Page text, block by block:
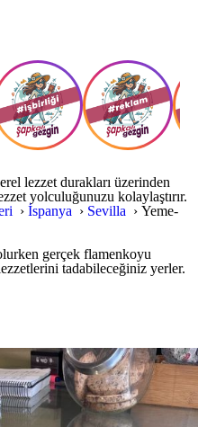
lezzet durakları üzerinden
yolculuğunuzu kolaylaştırır.
› İspanya › Sevilla › Yeme-
gerçek flamenkoyu
tadabileceğiniz yerler.